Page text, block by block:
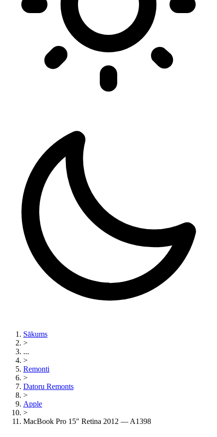
Sākums
>
...
>
Remonti
>
Datoru Remonts
>
Apple
>
MacBook Pro 15″ Retina 2012 — A1398